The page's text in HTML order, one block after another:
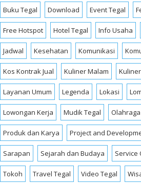
Buku Tegal Download Event Tegal
Free Hotspot Hotel Tegal Info Usaha
Jadwal Kesehatan Komunikasi
Kos Kontrak Jual Kuliner Malam
Layanan Umum Legenda Lokasi
Lowongan Kerja Mudik Tegal Olahraga
Produk dan Karya Project and
Sarapan Sejarah dan Budaya Service
Tokoh Travel Tegal Video Tegal